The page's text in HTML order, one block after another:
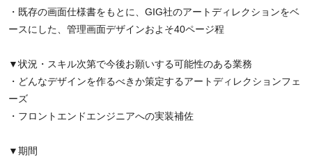
・既存の画面仕様書をもとに、GIG社のアートディレクションをベ
ースにした、管理画面デザインおよそ40ページ程
▼状況・スキル次第で今後お願いする可能性のある業務
・どんなデザインを作るべきか策定するアートディレクションフェ
ーズ
・フロントエンドエンジニアへの実装補佐
▼期間